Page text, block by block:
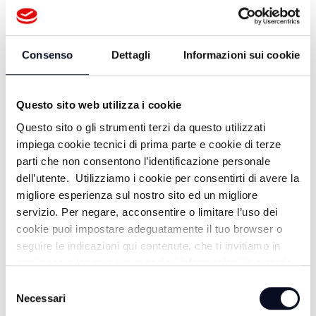
Consenso Dettagli Informazioni sui cookie
Questo sito web utilizza i cookie
Questo sito o gli strumenti terzi da questo utilizzati
impiega cookie tecnici di prima parte e cookie di terze
parti che non consentono l’identificazione personale
dell’utente. Utilizziamo i cookie per consentirti di avere la
migliore esperienza sul nostro sito ed un migliore
servizio. Per negare, acconsentire o limitare l’uso dei
cookie puoi impostare adeguatamente il tuo browser o
seguire le indicazioni qui contenute, che ti invitiamo in
ogni caso a leggere per maggiori informazioni in materia
delNecessari
- 29/07/2026
9 GIORNI FA
RIMINI: TERRAZZA DELLA DOLCE VITA
- 22/07/2026
15 GIORNI FA